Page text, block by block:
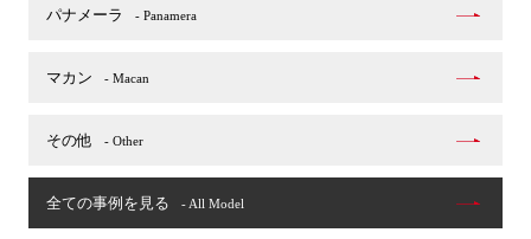
パナメーラ - Panamera
マカン - Macan
その他 - Other
全ての事例を見る - All Model